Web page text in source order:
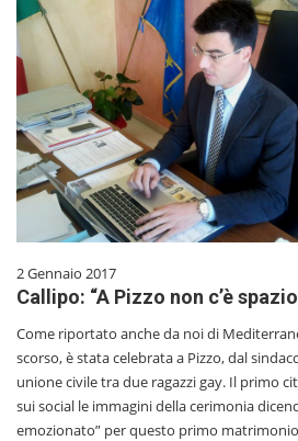
2 Gennaio 2017
Callipo: “A Pizzo non c’è
Come riportato anche da noi di
scorso, è stata celebrata a Pizzo, dal
unione civile tra due ragazzi gay. Il primo
sui social le immagini della cerimonia
emozionato” per questo primo